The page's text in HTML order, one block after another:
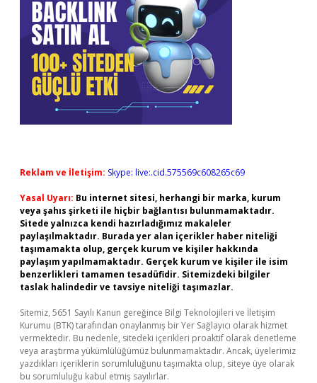
Reklam ve İletişim: Skype: live:.cid.575569c608265c69
Yasal Uyarı: Bu internet sitesi, herhangi bir marka, kurum
veya şahıs şirketi ile hiçbir bağlantısı bulunmamaktadır.
Sitede yalnızca kendi hazırladığımız makaleler
paylaşılmaktadır. Burada yer alan içerikler haber niteliği
taşımamakta olup, gerçek kurum ve kişiler hakkında
paylaşım yapılmamaktadır. Gerçek kurum ve kişiler ile isim
benzerlikleri tamamen tesadüfidir. Sitemizdeki bilgiler
taslak halindedir ve tavsiye niteliği taşımazlar.
Sitemiz, 5651 Sayılı Kanun gereğince Bilgi Teknolojileri ve İletişim
Kurumu (BTK) tarafından onaylanmış bir Yer Sağlayıcı olarak hizmet
vermektedir. Bu nedenle, sitedeki içerikleri proaktif olarak denetleme
veya araştırma yükümlülüğümüz bulunmamaktadır. Ancak, üyelerimiz
yazdıkları içeriklerin sorumluluğunu taşımakta olup, siteye üye olarak
bu sorumluluğu kabul etmiş sayılırlar.